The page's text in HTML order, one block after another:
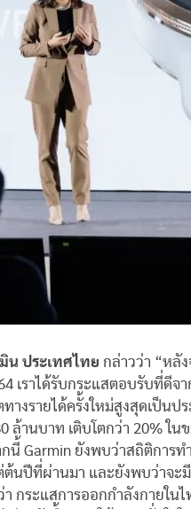
น ประเทศไทย กล่าวว่า “หลั
เราได้รับกระแสตอบรับที่ดี
างรายได้ครั้งใหม่สูงสุดเป็นป
านบาท เติบโตกว่า 20% ใน
Garmin ยังพบว่าสถิติการท
ต้นปีที่ผ่านมา และยังพบว่าจะ
กระแสการออกกำลังกายใน